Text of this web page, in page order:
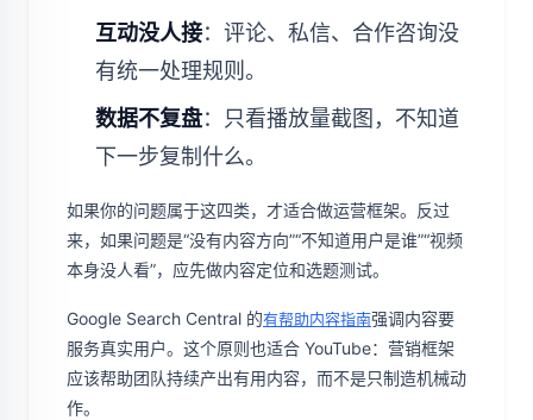
互动没人接：评论、私信、合作咨询没
有统一处理规则。
数据不复盘：只看播放量截图，不知道
下一步复制什么。
如果你的问题属于这四类，才适合做运营框架。反过
来，如果问题是“没有内容方向”“不知道用户是谁”“视频
本身没人看”，应先做内容定位和选题测试。
Google Search Central 的有帮助内容指南强调内容要
服务真实用户。这个原则也适合 YouTube：营销框架
应该帮助团队持续产出有用内容，而不是只制造机械动
作。